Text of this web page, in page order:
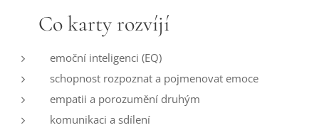
🧠 Co karty rozvíjí
emoční inteligenci (EQ)
schopnost rozpoznat a pojmenovat emoce
empatii a porozumění druhým
komunikaci a sdílení